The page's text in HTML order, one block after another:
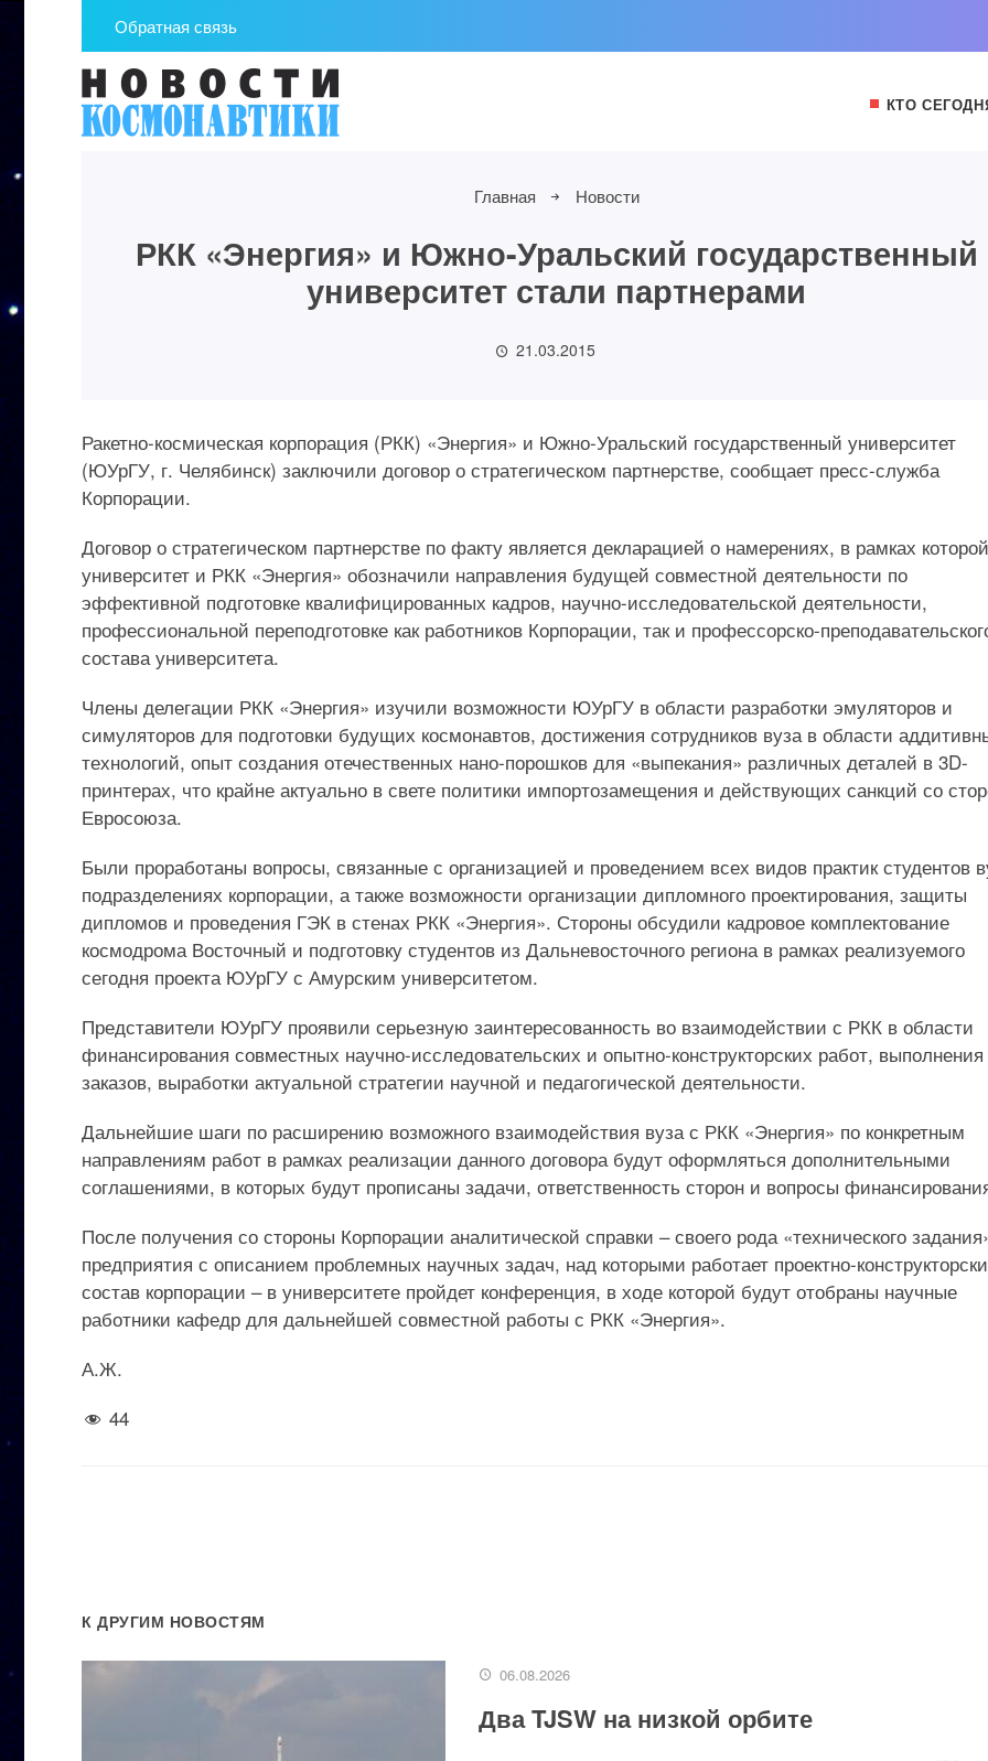
Обратная связь
КТО
Главная Новости
РКК «Энергия» и Южно-Уральский государственный
университет стали партнерами
21.03.2015
Ракетно-космическая корпорация (РКК) «Энергия» и Южно-Уральский государственный университет
(ЮУрГУ, г. Челябинск) заключили договор о стратегическом партнерстве, сообщает пресс-служба
Корпорации.
Договор о стратегическом партнерстве по факту является декларацией о намерениях, в рамках которой
университет и РКК «Энергия» обозначили направления будущей совместной деятельности по
эффективной подготовке квалифицированных кадров, научно-исследовательской деятельности,
профессиональной переподготовке как работников Корпорации, так и профессорско-
состава университета.
Члены делегации РКК «Энергия» изучили возможности ЮУрГУ в области разработки эмуляторов и
симуляторов для подготовки будущих космонавтов, достижения сотрудников вуза в области
технологий, опыт создания отечественных нано-порошков для «выпекания» различных деталей в 3D-
принтерах, что крайне актуально в свете политики импортозамещения и действующих санкций со
Евросоюза.
Были проработаны вопросы, связанные с организацией и проведением всех видов практик студентов
подразделениях корпорации, а также возможности организации дипломного проектирования, защиты
дипломов и проведения ГЭК в стенах РКК «Энергия». Стороны обсудили кадровое комплектование
космодрома Восточный и подготовку студентов из Дальневосточного региона в рамках реализуемого
сегодня проекта ЮУрГУ с Амурским университетом.
Представители ЮУрГУ проявили серьезную заинтересованность во взаимодействии с РКК в области
финансирования совместных научно-исследовательских и опытно-конструкторских работ, выполнения
заказов, выработки актуальной стратегии научной и педагогической деятельности.
Дальнейшие шаги по расширению возможного взаимодействия вуза с РКК «Энергия» по конкретным
направлениям работ в рамках реализации данного договора будут оформляться дополнительными
соглашениями, в которых будут прописаны задачи, ответственность сторон и вопросы
После получения со стороны Корпорации аналитической справки – своего рода «технического
предприятия с описанием проблемных научных задач, над которыми работает проектно-
состав корпорации – в университете пройдет конференция, в ходе которой будут отобраны научные
работники кафедр для дальнейшей совместной работы с РКК «Энергия».
А.Ж.
44
К ДРУГИМ НОВОСТЯМ
06.08.2026
Два TJSW на низкой орбите